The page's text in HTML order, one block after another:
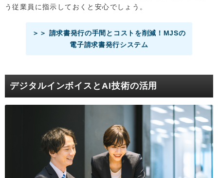
う従業員に指示しておくと安心でしょう。
＞＞ 請求書発行の手間とコストを削減！MJSの
電子請求書発行システム
デジタルインボイスとAI技術の活用